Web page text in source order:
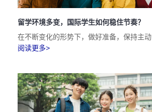
留学环境多变，国际学生如何稳住节奏？
在不断变化的形势下，做好准备，保持主动
阅读更多>